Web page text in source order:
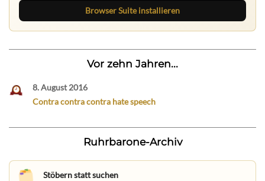
Browser Suite installieren
Vor zehn Jahren...
8. August 2016
Contra contra contra hate speech
Ruhrbarone-Archiv
Stöbern statt suchen